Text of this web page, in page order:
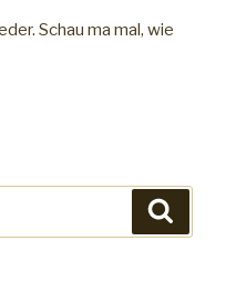
Schau ma mal, wie